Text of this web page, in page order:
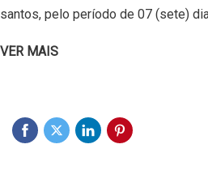
santos, pelo período de 07 (sete)
VER MAIS